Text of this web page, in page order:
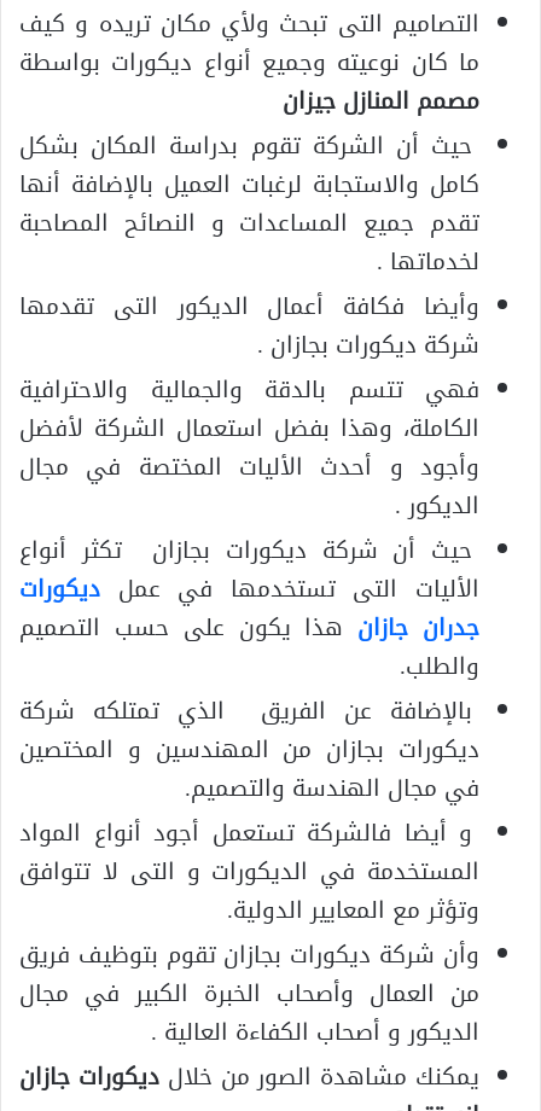
التصاميم التى تبحث ولأي مكان تريده و كيف
ما كان نوعيته وجميع أنواع ديكورات بواسطة
مصمم المنازل جيزان
حيث أن الشركة تقوم بدراسة المكان بشكل
كامل والاستجابة لرغبات العميل بالإضافة أنها
تقدم جميع المساعدات و النصائح المصاحبة
لخدماتها .
وأيضا فكافة أعمال الديكور التى تقدمها
شركة ديكورات بجازان .
فهي تتسم بالدقة والجمالية والاحترافية
الكاملة، وهذا بفضل استعمال الشركة لأفضل
وأجود و أحدث الأليات المختصة في مجال
الديكور .
حيث أن شركة ديكورات بجازان تكثر أنواع
الأليات التى تستخدمها في عمل ديكورات
جدران جازان هذا يكون على حسب التصميم
والطلب.
بالإضافة عن الفريق الذي تمتلكه شركة
ديكورات بجازان من المهندسين و المختصين
في مجال الهندسة والتصميم.
و أيضا فالشركة تستعمل أجود أنواع المواد
المستخدمة في الديكورات و التى لا تتوافق
وتؤثر مع المعايير الدولية.
وأن شركة ديكورات بجازان تقوم بتوظيف فريق
من العمال وأصحاب الخبرة الكبير في مجال
الديكور و أصحاب الكفاءة العالية .
يمكنك مشاهدة الصور من خلالديكورات جازان